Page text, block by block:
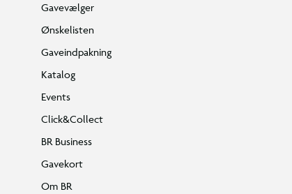
Gavevælger
Ønskelisten
Gaveindpakning
Katalog
Events
Click&Collect
BR Business
Gavekort
Om BR